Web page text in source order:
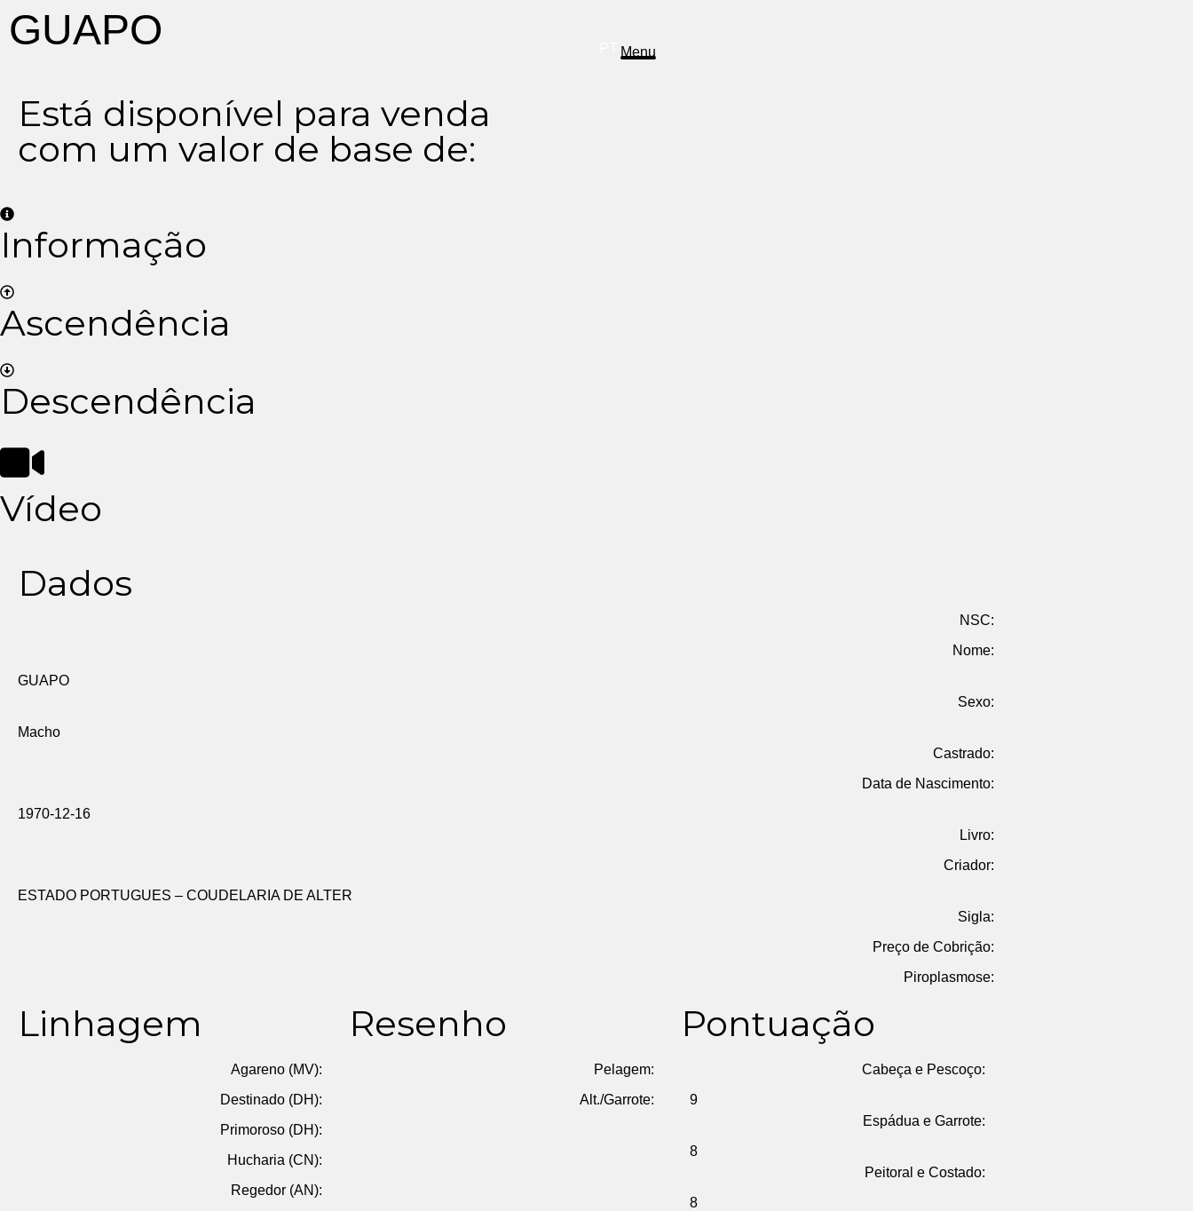
Menu
GUAPO
Está disponível para venda
com um valor de base de:
Informação
Ascendência
Descendência
Vídeo
Dados
NSC:
Nome:
GUAPO
Sexo:
Macho
Castrado:
Data de Nascimento:
1970-12-16
Livro:
Criador:
ESTADO PORTUGUES – COUDELARIA DE ALTER
Sigla:
Preço de Cobrição:
Piroplasmose:
Linhagem
Agareno (MV):
Destinado (DH):
Primoroso (DH):
Hucharia (CN):
Regedor (AN):
Resenho
Pelagem:
Alt./Garrote:
Pontuação
Cabeça e Pescoço:
9
Espádua e Garrote:
8
Peitoral e Costado:
8